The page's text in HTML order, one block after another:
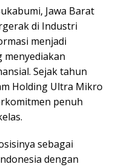
Jawa Barat
di Industri
menjadi
menyediakan
Sejak tahun
Holding Ultra Mikro
penuh
sebagai
dengan